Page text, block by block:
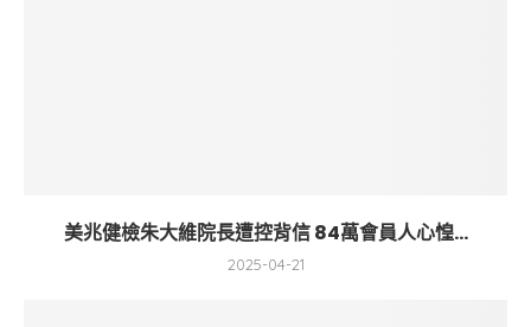
美兆健檢朱大維院長遭控背信 84萬會員人心惶...
2025-04-21